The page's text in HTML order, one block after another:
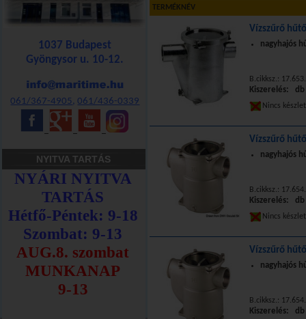
1037 Budapest
Gyöngysor u. 10-12.
061/367-4905,061/436-0339
NYITVA TARTÁS
TERMÉKNÉV
Vízszűrő
nagyhajós
B.cikksz.:
Kiszerelés: db
Nincs
Vízszűrő
nagyhajós
B.cikksz.:
Kiszerelés: db
Nincs
Vízszűrő
nagyhajós
B.cikksz.:
Kiszerelés: db